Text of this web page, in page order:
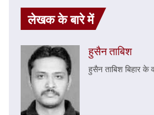
लेखक के बारे में
हुसैन ताबिश
हुसैन ताबिश बिहार के